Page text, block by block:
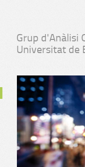
Grup d'Anàlisi
Universitat de